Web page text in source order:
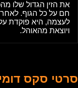
את הזין הגדול שלו
חם על כל הגוף.
לעצמה, היא פוקדת
ויוצאת מהאוהל.
סרטי סקס